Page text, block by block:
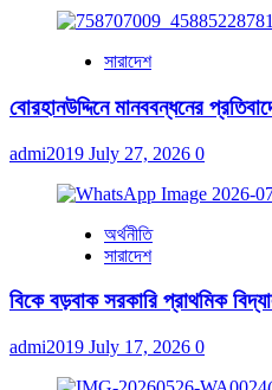
সারাদেশ
বোরহানউদ্দিনে মানববন্ধনের
admi2019 July 27, 2026 0
অর্থনীতি
সারাদেশ
বিকে বড়বাক সরকারি প্রাথমিক
admi2019 July 17, 2026 0